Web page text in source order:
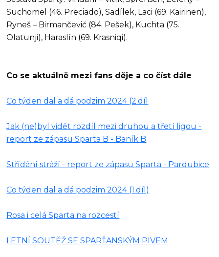
Suchomel (46. Preciado), Sadílek, Laci (69. Kairinen),
Ryneš – Birmančević (84. Pešek), Kuchta (75.
Olatunji), Haraslín (69. Krasniqi).
Co se aktuálně mezi fans děje a co číst dále
Co týden dal a dá podzim 2024 (2.díl
Jak (ne)byl vidět rozdíl mezi druhou a třetí ligou -
report ze zápasu Sparta B - Baník B
Střídání stráží - report ze zápasu Sparta - Pardubice
Co týden dal a dá podzim 2024 (1.díl)
Rosa i celá Sparta na rozcestí
LETNÍ SOUTĚŽ SE SPARŤANSKÝM PIVEM